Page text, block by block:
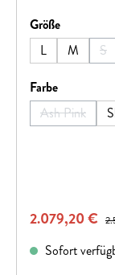
auf Ausdauer
können ohne
Größeauswählen
L
M S
Farbeauswählen
Ash Pink
(Diese
Verkaufspreis:
2.079,20 €
Sofort